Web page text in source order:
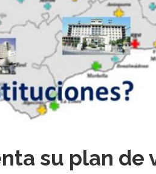
su plan de